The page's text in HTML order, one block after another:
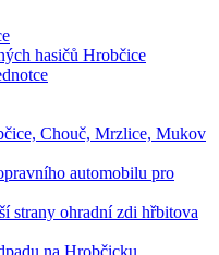
hasičů Hrobčice
Chouč, Mrzlice, Mukov
automobilu pro
strany ohradní zdi hřbitova
na Hrobčicku